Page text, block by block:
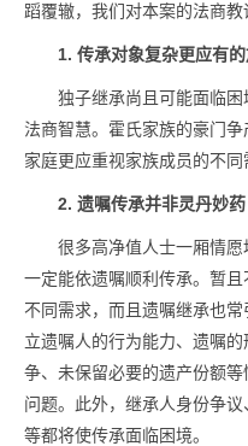
蹈覆辙，我们对本案的法商教
1. 传承对象复杂更应有
独子继承尚且可能面临
法商智慧。霍氏家族的豪门
家庭更应重视家族成员的不同
2. 遗嘱传承并非灵丹妙药
很多高净值人士一厢情
一定能依遗嘱顺利传承。暂
不同需求，而且遗嘱继承也常
立遗嘱人的行为能力、遗嘱
争、未保留必要的遗产份额
问题。此外，继承人身份争
等都将使传承面临困境。